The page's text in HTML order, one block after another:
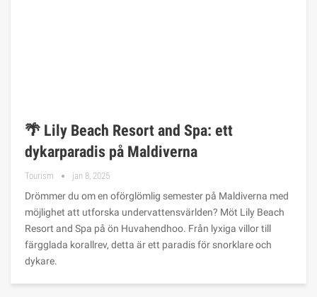
🌴 Lily Beach Resort and Spa: ett
dykarparadis på Maldiverna
Tourism jan 8, 2025
Drömmer du om en oförglömlig semester på Maldiverna med
möjlighet att utforska undervattensvärlden? Möt Lily Beach
Resort and Spa på ön Huvahendhoo. Från lyxiga villor till
färgglada korallrev, detta är ett paradis för snorklare och
dykare.